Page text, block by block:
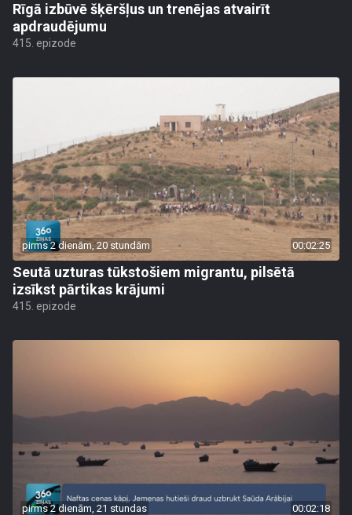
Rīgā izbūvē šķēršļus un trenējas atvairīt
apdraudējumu
415. epizode
pirms 2 dienām, 20 stundām 00:02:25
Seutā uzturas tūkstošiem migrantu, pilsētā
izsīkst pārtikas krājumi
415. epizode
pirms 2 dienām, 21 stundas 00:02:18